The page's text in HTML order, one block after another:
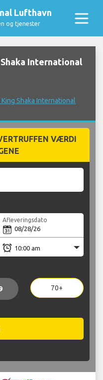
Lufthavn
og tjenester
International
Shaka International
VÆRDI
Afleveringsdato
70+